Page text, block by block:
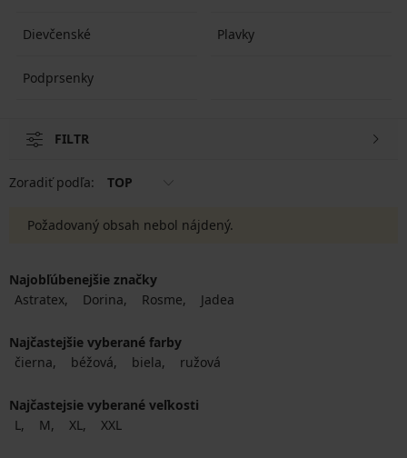
Dievčenské Plavky
Podprsenky
FILTR
Zoradiť podľa: TOP
Požadovaný obsah nebol nájdený.
Najobľúbenejšie značky
Astratex
Dorina Rosme Jadea
Najčastejšie vyberané farby
čierna
béžová biela ružová
Najčastejsie vyberané veľkosti
L
M XL XXL